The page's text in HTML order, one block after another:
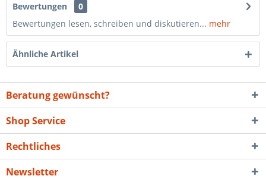
Bewertungen
0
Bewertungen lesen, schreiben und diskutieren... mehr
Ähnliche Artikel
Beratung gewünscht?
Shop Service
Rechtliches
Newsletter